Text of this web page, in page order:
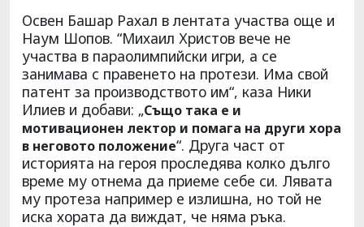
Освен Башар Рахал в лентата участва още и
Наум Шопов. “Михаил Христов вече не
участва в параолимпийски игри, а се
занимава с правенето на протези. Има свой
патент за производството им“, каза Ники
Илиев и добави: „Също така е и
мотивационен лектор и помага на други хора
в неговото положение“. Друга част от
историята на героя проследява колко дълго
време му отнема да приеме себе си. Лявата
му протеза например е излишна, но той не
иска хората да виждат, че няма ръка.